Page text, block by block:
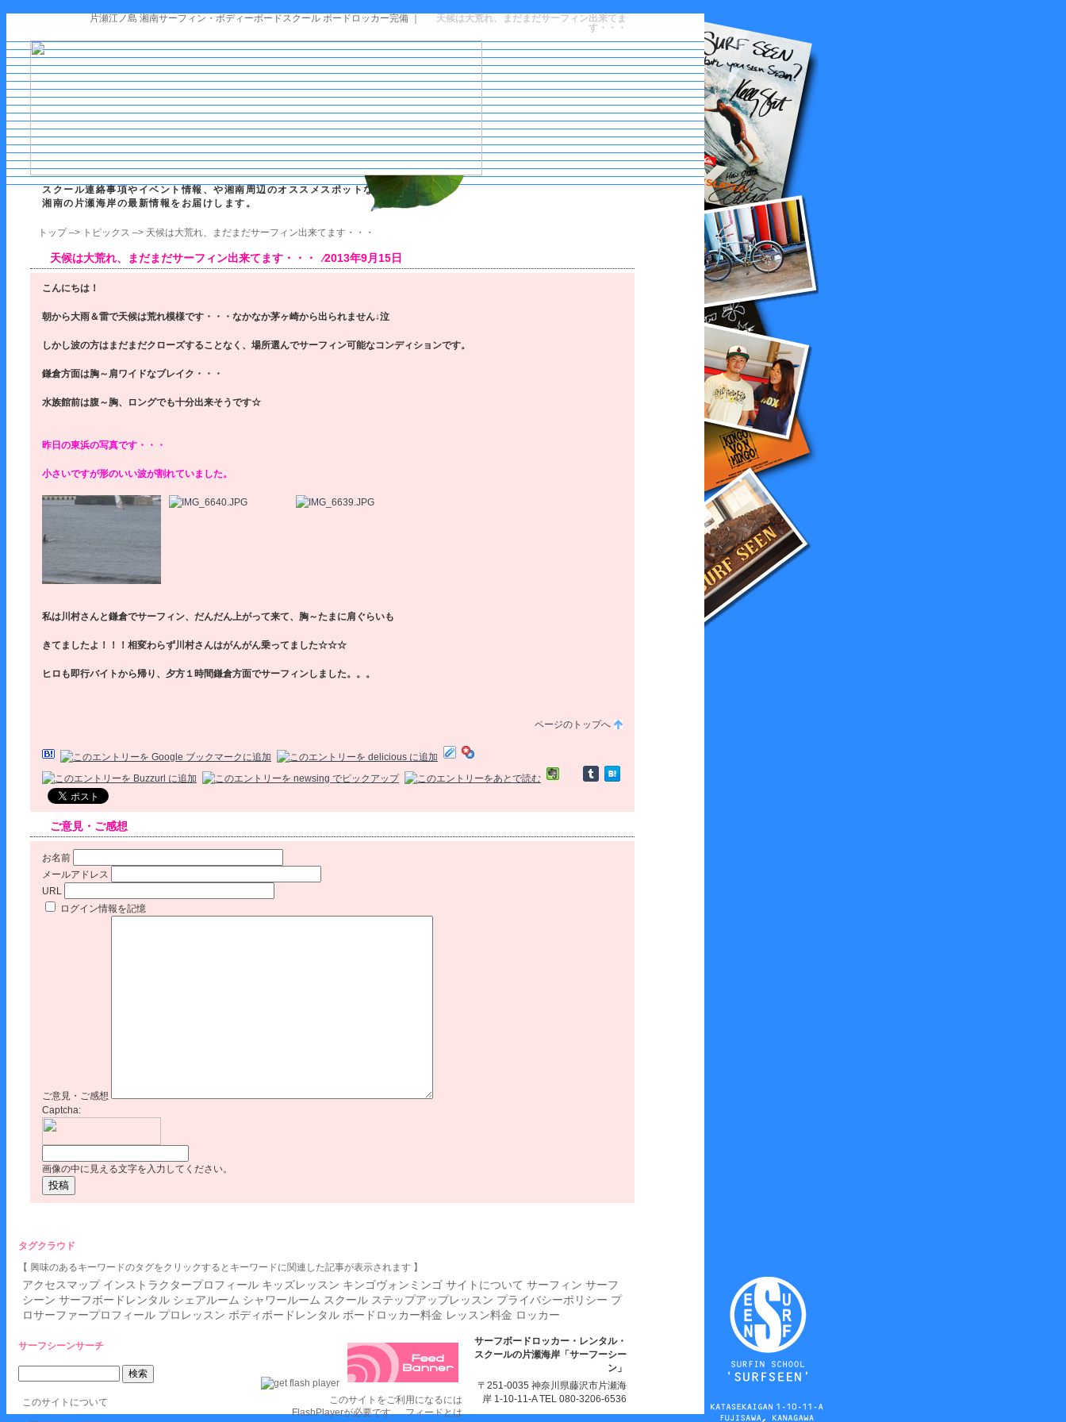
片瀬江ノ島 湘南サーフィン・ボディーボードスクール ボードロッカー完備 ｜
天候は大荒れ、まだまだサーフィン出来てま
す・・・
スクール連絡事項やイベント情報、や湘南周辺のオススメスポットなど
湘南の片瀬海岸の最新情報をお届けします。
トップ–> トピックス –> 天候は大荒れ、まだまだサーフィン出来てます・・・
天候は大荒れ、まだまだサーフィン出来てます・・・ ⁄2013年9月15日
こんにちは！
朝から大雨＆雷で天候は荒れ模様です・・・なかなか茅ヶ崎から出られません↓泣
しかし波の方はまだまだクローズすることなく、場所選んでサーフィン可能なコンディションです。
鎌倉方面は胸～肩ワイドなブレイク・・・
水族館前は腹～胸、ロングでも十分出来そうです☆
昨日の東浜の写真です・・・
小さいですが形のいい波が割れていました。
私は川村さんと鎌倉でサーフィン、だんだん上がって来て、胸～たまに肩ぐらいも
きてましたよ！！！相変わらず川村さんはがんがん乗ってました☆☆☆
ヒロも即行バイトから帰り、夕方１時間鎌倉方面でサーフィンしました。。。
ページのトップへ
ご意見・ご感想
お名前
メールアドレス
URL
ログイン情報を記憶
ご意見・ご感想
Captcha:
画像の中に見える文字を入力してください。
タグクラウド
【 興味のあるキーワードのタグをクリックするとキーワードに関連した記事が表示されます 】
アクセスマップ インストラクタープロフィール キッズレッスン キンゴヴォンミンゴ サイトについて サーフィン サーフ
シーン サーフボードレンタル シェアルーム シャワールーム スクール ステップアップレッスン プライバシーポリシー プ
ロサーファープロフィール プロレッスン ボディボードレンタル ボードロッカー料金 レッスン料金 ロッカー
サーフシーンサーチ
このサイトについて
このサイトをご利用になるには
FlashPlayerが必要です。フィードとは
サーフボードロッカー・レンタル・
スクールの片瀬海岸「サーフーシー
ン」
〒251-0035 神奈川県藤沢市片瀬海
岸 1-10-11-A TEL 080-3206-6536